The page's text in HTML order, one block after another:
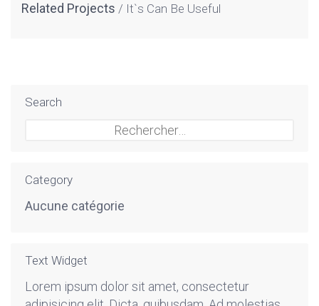
Related Projects It`s Can Be Useful
Search
Category
Aucune catégorie
Text Widget
Lorem ipsum dolor sit amet, consectetur